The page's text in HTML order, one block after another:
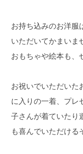
お持ち込みのお洋服
いただいてかまいま
おもちゃや絵本も、
お祝いでいただいた
に入りの一着、プレ
子さんが着ていたり
も喜んでいただける